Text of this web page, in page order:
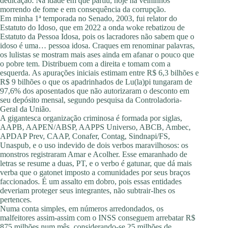
morrendo de fome e em consequência da corrupção.
Em minha 1ª temporada no Senado, 2003, fui relator do
Estatuto do Idoso, que em 2022 a onda woke rebatizou de
Estatuto da Pessoa Idosa, pois os lacradores não sabem que o
idoso é uma… pessoa idosa. Craques em renominar palavras,
os lulistas se mostram mais ases ainda em afanar o pouco que
o pobre tem. Distribuem com a direita e tomam com a
esquerda. As apurações iniciais estimam entre R$ 6,3 bilhões e
R$ 9 bilhões o que os apadrinhados de Lu(la)pi tungaram de
97,6% dos aposentados que não autorizaram o desconto em
seu depósito mensal, segundo pesquisa da Controladoria-
Geral da União.
A gigantesca organização criminosa é formada por siglas,
AAPB, AAPEN/ABSP, AAPPS Universo, ABCB, Ambec,
APDAP Prev, CAAP, Conafer, Contag, Sindnapi/FS,
Unaspub, e o uso indevido de dois verbos maravilhosos: os
monstros registraram Amar e Acolher. Esse emaranhado de
letras se resume a duas, PT, e o verbo é gatunar, que dá mais
verba que o gatonet imposto a comunidades por seus braços
faccionados. É um assalto em dobro, pois essas entidades
deveriam proteger seus integrantes, não subtrair-lhes os
pertences.
Numa conta simples, em números arredondados, os
malfeitores assim-assim com o INSS conseguem arrebatar R$